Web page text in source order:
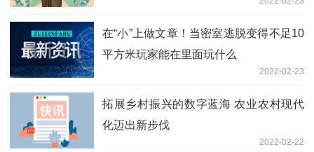
在“小”上做文章！当密室逃脱变得不足10
平方米玩家能在里面玩什么
2022-02-23
拓展乡村振兴的数字蓝海 农业农村现代
化迈出新步伐
2022-02-22